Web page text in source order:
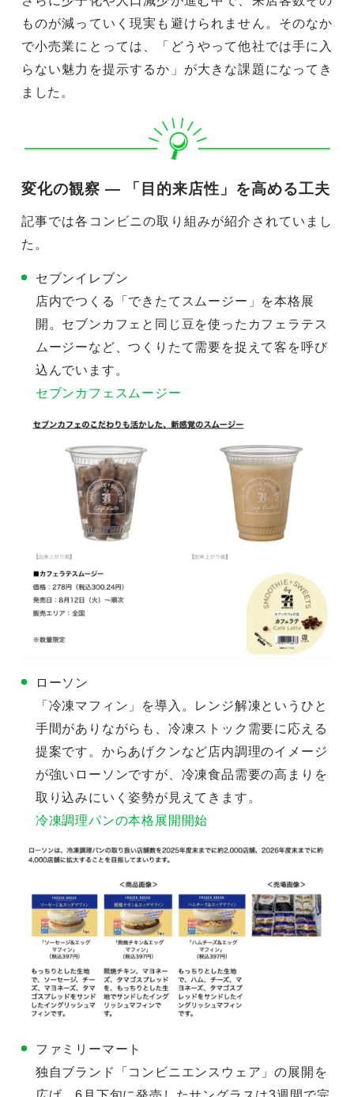
ものが減っていく現実も避けられません。そのなか
で小売業にとっては、「どうやって他社では手に入
らない魅力を提示するか」が大きな課題になってき
ました。
変化の観察 ― 「目的来店性」を高める工夫
記事では各コンビニの取り組みが紹介されていまし
た。
セブンイレブン
店内でつくる「できたてスムージー」を本格展
開。セブンカフェと同じ豆を使ったカフェラテス
ムージーなど、つくりたて需要を捉えて客を呼び
込んでいます。
セブンカフェ スムージー
ローソン
「冷凍マフィン」を導入。レンジ解凍というひと
手間がありながらも、冷凍ストック需要に応える
提案です。からあげクンなど店内調理のイメージ
が強いローソンですが、冷凍食品需要の高まりを
取り込みにいく姿勢が見えてきます。
冷凍調理パンの本格展開開始
ファミリーマート
独自ブランド「コンビニエンスウェア」の展開を